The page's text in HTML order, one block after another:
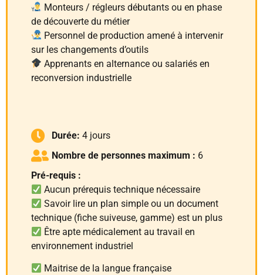
Monteurs / régleurs débutants ou en phase
de découverte du métier
Personnel de production amené à intervenir
sur les changements d’outils
Apprenants en alternance ou salariés en
reconversion industrielle
Durée: 4 jours
Nombre de personnes maximum : 6
Pré-requis :
Aucun prérequis technique nécessaire
Savoir lire un plan simple ou un document
technique (fiche suiveuse, gamme) est un plus
Être apte médicalement au travail en
environnement industriel
Maitrise de la langue française